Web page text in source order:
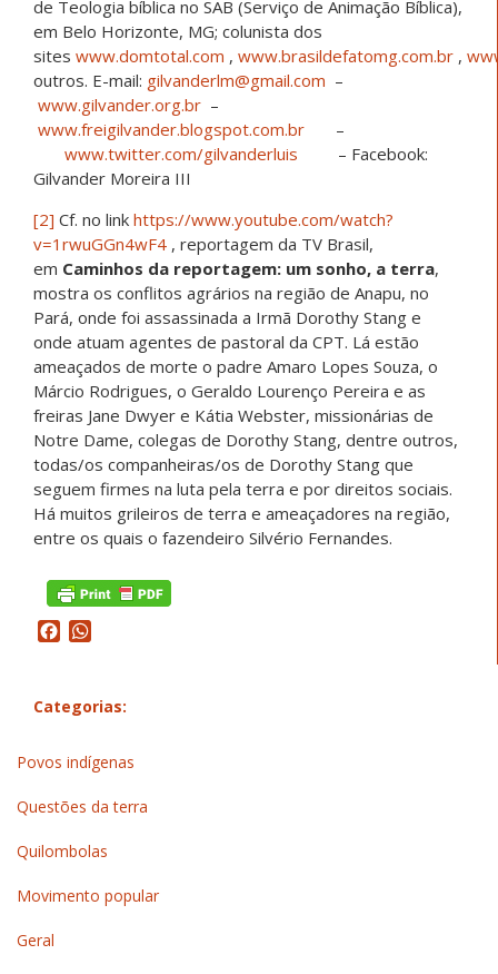
de Teologia bíblica no SAB (Serviço de Animação Bíblica),
em Belo Horizonte, MG; colunista dos
sites www.domtotal.com , www.brasildefatomg.com.br ,
outros. E-mail: gilvanderlm@gmail.com –
www.gilvander.org.br –
www.freigilvander.blogspot.com.br –
www.twitter.com/gilvanderluis – Facebook:
Gilvander Moreira III
[2] Cf. no link https://www.youtube.com/watch?
v=1rwuGGn4wF4 , reportagem da TV Brasil,
em Caminhos da reportagem: um sonho, a terra,
mostra os conflitos agrários na região de Anapu, no
Pará, onde foi assassinada a Irmã Dorothy Stang e
onde atuam agentes de pastoral da CPT. Lá estão
ameaçados de morte o padre Amaro Lopes Souza, o
Márcio Rodrigues, o Geraldo Lourenço Pereira e as
freiras Jane Dwyer e Kátia Webster, missionárias de
Notre Dame, colegas de Dorothy Stang, dentre outros,
todas/os companheiras/os de Dorothy Stang que
seguem firmes na luta pela terra e por direitos sociais.
Há muitos grileiros de terra e ameaçadores na região,
entre os quais o fazendeiro Silvério Fernandes.
Facebook
Categorias:
Povos indígenas
Questões da terra
Quilombolas
Movimento popular
Geral